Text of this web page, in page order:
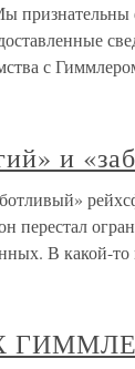
признательны
с
и
перестал
В какой-